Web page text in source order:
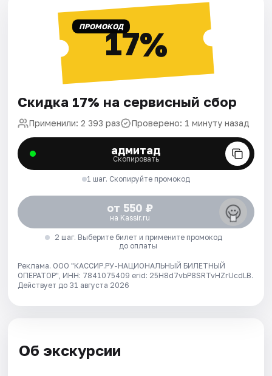
ПРОМОКОД17%
Скидка 17% на сервисный сбор
Применили: 2 393 раз Проверено: 1 минуту назад
адмитад
Скопировать
1 шаг. Скопируйте промокод
от 550 ₽
на Kassir.ru
2 шаг. Выберите билет и примените промокод
до оплаты
Реклама. ООО "КАССИР.РУ-НАЦИОНАЛЬНЫЙ БИЛЕТНЫЙ
ОПЕРАТОР", ИНН: 7841075409 erid: 25H8d7vbP8SRTvHZrUcdLB.
Действует до 31 августа 2026
Об экскурсии